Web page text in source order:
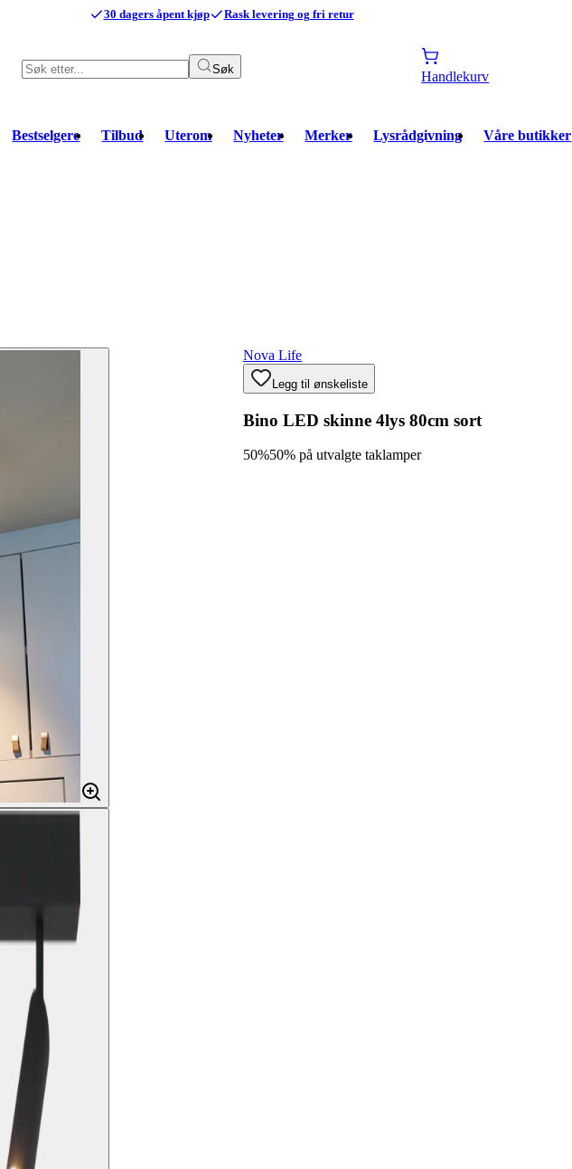
30 dagers åpent kjøp Rask levering og fri retur
Søk Handlekurv
Bestselgere Tilbud Uterom Nyheter Merker Lysrådgivning Våre butikker
Nova Life
Legg til ønskeliste
Bino LED skinne 4lys 80cm sort
50%50% på utvalgte taklamper